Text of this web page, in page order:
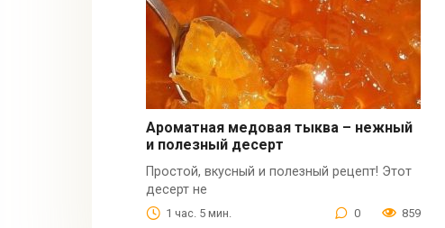
Ароматная медовая тыква – нежный
и полезный десерт
Простой, вкусный и полезный рецепт! Этот
десерт не
1 час. 5 мин. 0 859